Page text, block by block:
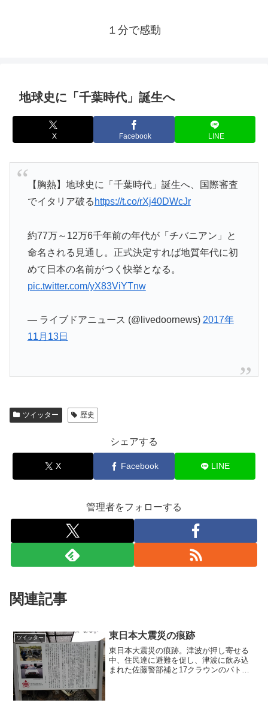
１分で感動
地球史に「千葉時代」誕生へ
X Facebook LINE
【胸熱】地球史に「千葉時代」誕生へ、国際審査
でイタリア破る https://t.co/rXj40DWcJr
約77万～12万6千年前の年代が「チバニアン」と
命名される見通し。正式決定すれば地質年代に初
めて日本の名前がつく快挙となる。
pic.twitter.com/yX83ViYTnw
— ライブドアニュース (@livedoornews) 2017年
11月13日
ツイッター 歴史
シェアする
X Facebook LINE
管理者をフォローする
関連記事
ツイッター 東日本大震災の痕跡
東日本大震災の痕跡。津波が押し寄せる
中、住民達に避難を促し、津波に飲み込
まれた佐藤警部補と17クラウンのパトカ